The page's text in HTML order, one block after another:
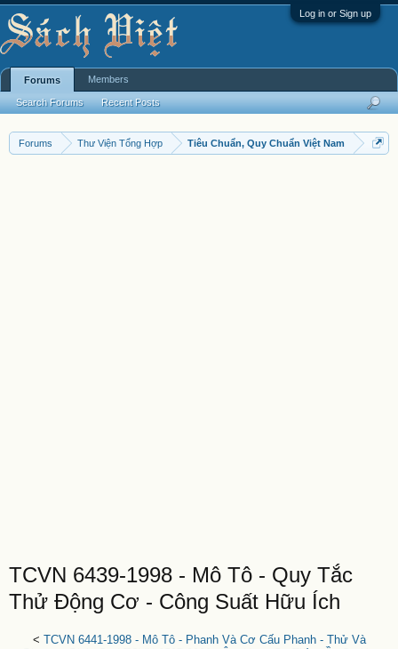
Log in or Sign up
Forums Thư Viện Tổng Hợp Tiêu Chuẩn, Quy Chuẩn Việt Nam
TCVN 6439-1998 - Mô Tô - Quy Tắc
Thử Động Cơ - Công Suất Hữu Ích
< TCVN 6441-1998 - Mô Tô - Phanh Và Cơ Cấu Phanh - Thử Và
Forums
Search Forums Recent Posts
Members